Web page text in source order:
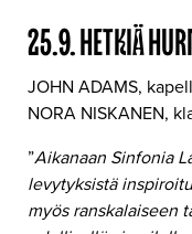
25.9. HETKIÄ
JOHN ADAMS,
NORA NISKANEN,
”Aikanaan Sinfonia
levytyksistä
myös ranskalaiseen